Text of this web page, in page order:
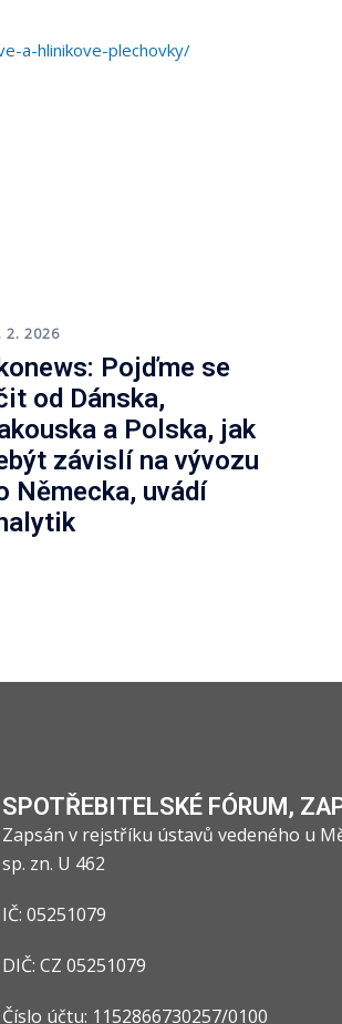
a-hlinikove-plechovky/
2. 2026
Pojďme se
od Dánska,
a Polska, jak
závislí na vývozu
Německa, uvádí
SPOTŘEBITELSKÉ FÓRUM,
Zapsán v rejstříku ústavů vedeného u
sp. zn. U 462
IČ: 05251079
DIČ: CZ 05251079
Číslo účtu: 1152866730257/0100